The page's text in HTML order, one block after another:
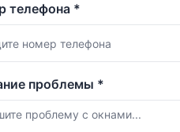
телефона *
проблемы *